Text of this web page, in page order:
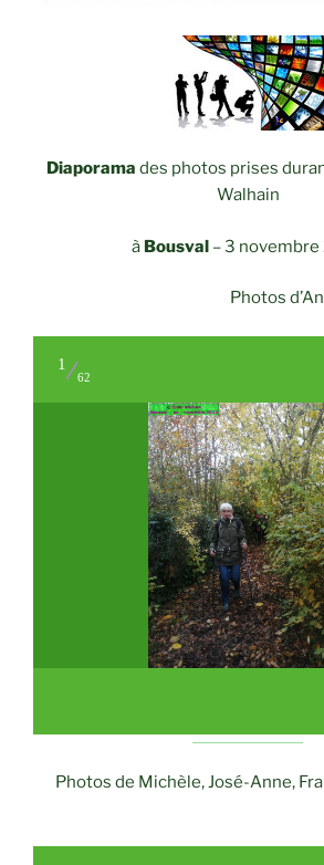
Diaporama des photos prises
Walhain
à Bousval –3 novembre
Photos
1
62
Photos de Michèle, José-Anne,